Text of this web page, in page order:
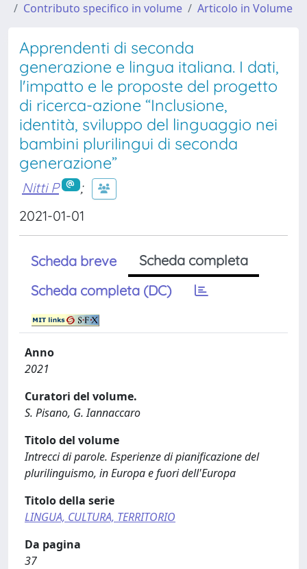
Contributo specifico in volume
Articolo in Volume
Apprendenti di seconda
generazione e lingua italiana. I dati,
l'impatto e le proposte del progetto
di ricerca-azione “Inclusione,
identità, sviluppo del linguaggio nei
bambini plurilingui di seconda
generazione”
Nitti P
;
2021-01-01
Scheda breve
Scheda completa
Scheda completa (DC)
Anno
2021
Curatori del volume.
S. Pisano, G. Iannaccaro
Titolo del volume
Intrecci di parole. Esperienze di pianificazione del
plurilinguismo, in Europa e fuori dell'Europa
Titolo della serie
LINGUA, CULTURA, TERRITORIO
Da pagina
37